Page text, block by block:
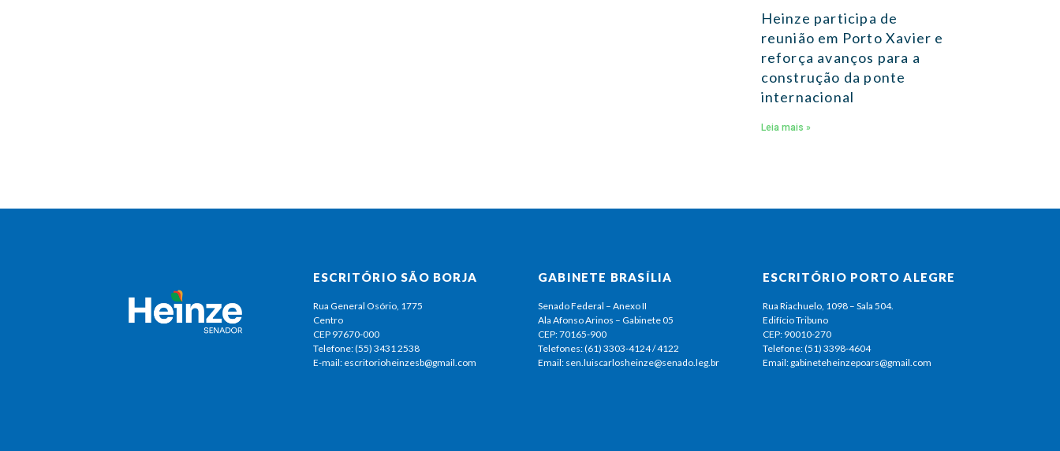
Heinze participa de
reunião em Porto Xavier e
reforça avanços para a
construção da ponte
internacional
Leia mais »
ESCRITÓRIO SÃO BORJA
Rua General Osório, 1775
Centro
CEP 97670-000
Telefone: (55) 3431 2538
E-mail: escritorioheinzesb@gmail.com
GABINETE BRASÍLIA
Senado Federal – Anexo II
Ala Afonso Arinos – Gabinete 05
CEP: 70165-900
Telefones: (61) 3303-4124 / 4122
Email: sen.luiscarlosheinze@senado.leg.br
ESCRITÓRIO PORTO ALEGRE
Rua Riachuelo, 1098 – Sala 504.
Edifício Tribuno
CEP: 90010-270
Telefone: (51) 3398-4604
Email: gabineteheinzepoars@gmail.com